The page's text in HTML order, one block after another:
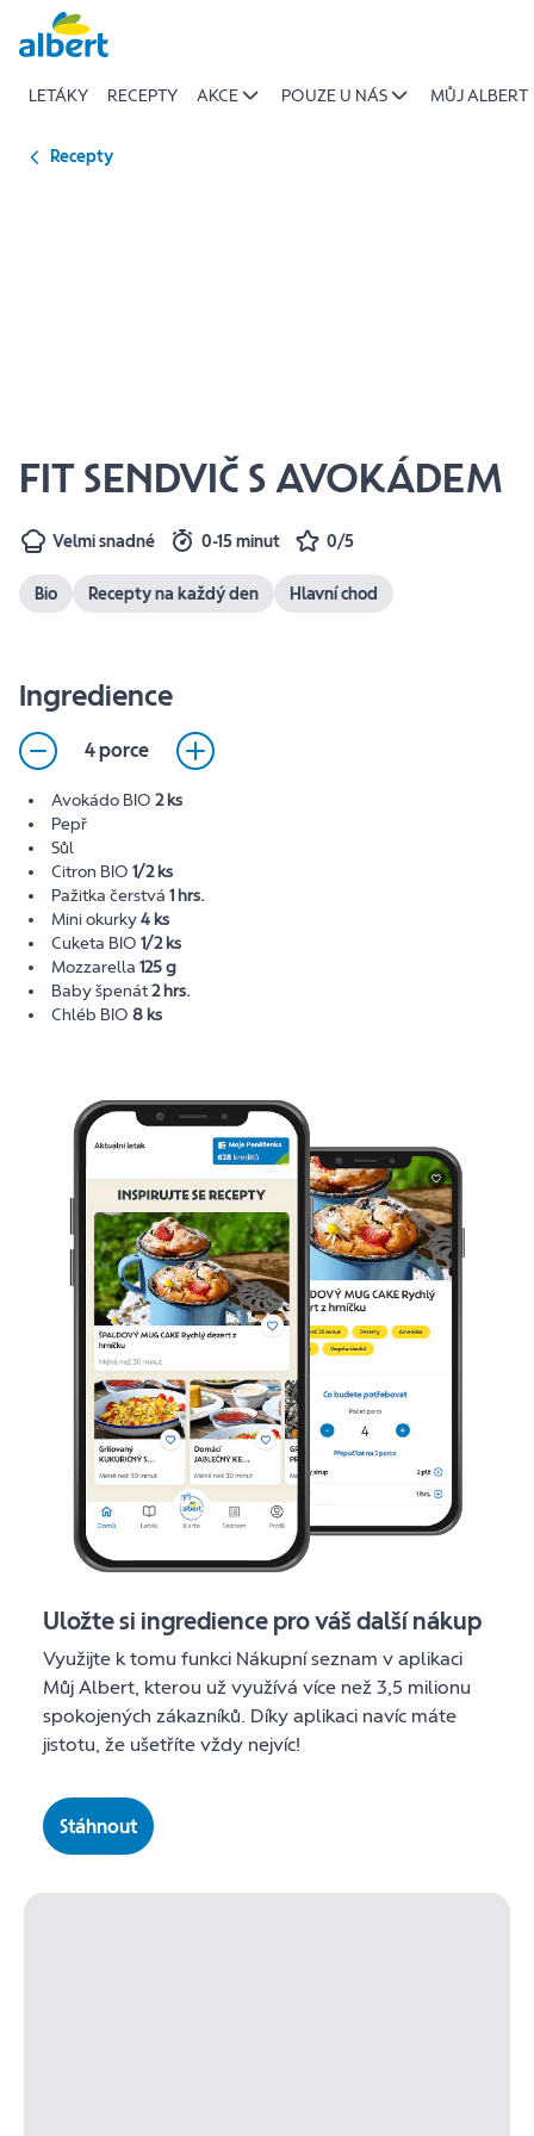
Přeskočit
LETÁKY RECEPTY AKCE POUZE U NÁS MŮJ ALBERT
Recepty
FIT SENDVIČ S AVOKÁDEM
Velmi snadné 0-15 minut 0/5
Bio Recepty na každý den Hlavní chod
Ingredience
4 porce
Avokádo BIO 2 ks
Pepř
Sůl
Citron BIO 1/2 ks
Pažitka čerstvá 1 hrs.
Mini okurky4 ks
Cuketa BIO 1/2 ks
Mozzarella 125 g
Baby špenát2 hrs.
Chléb BIO 8 ks
Uložte si ingredience pro váš další nákup
Využijte k tomu funkci Nákupní seznam v aplikaci
Můj Albert, kterou už využívá více než 3,5 milionu
spokojených zákazníků. Díky aplikaci navíc máte
jistotu, že ušetříte vždy nejvíc!
Stáhnout